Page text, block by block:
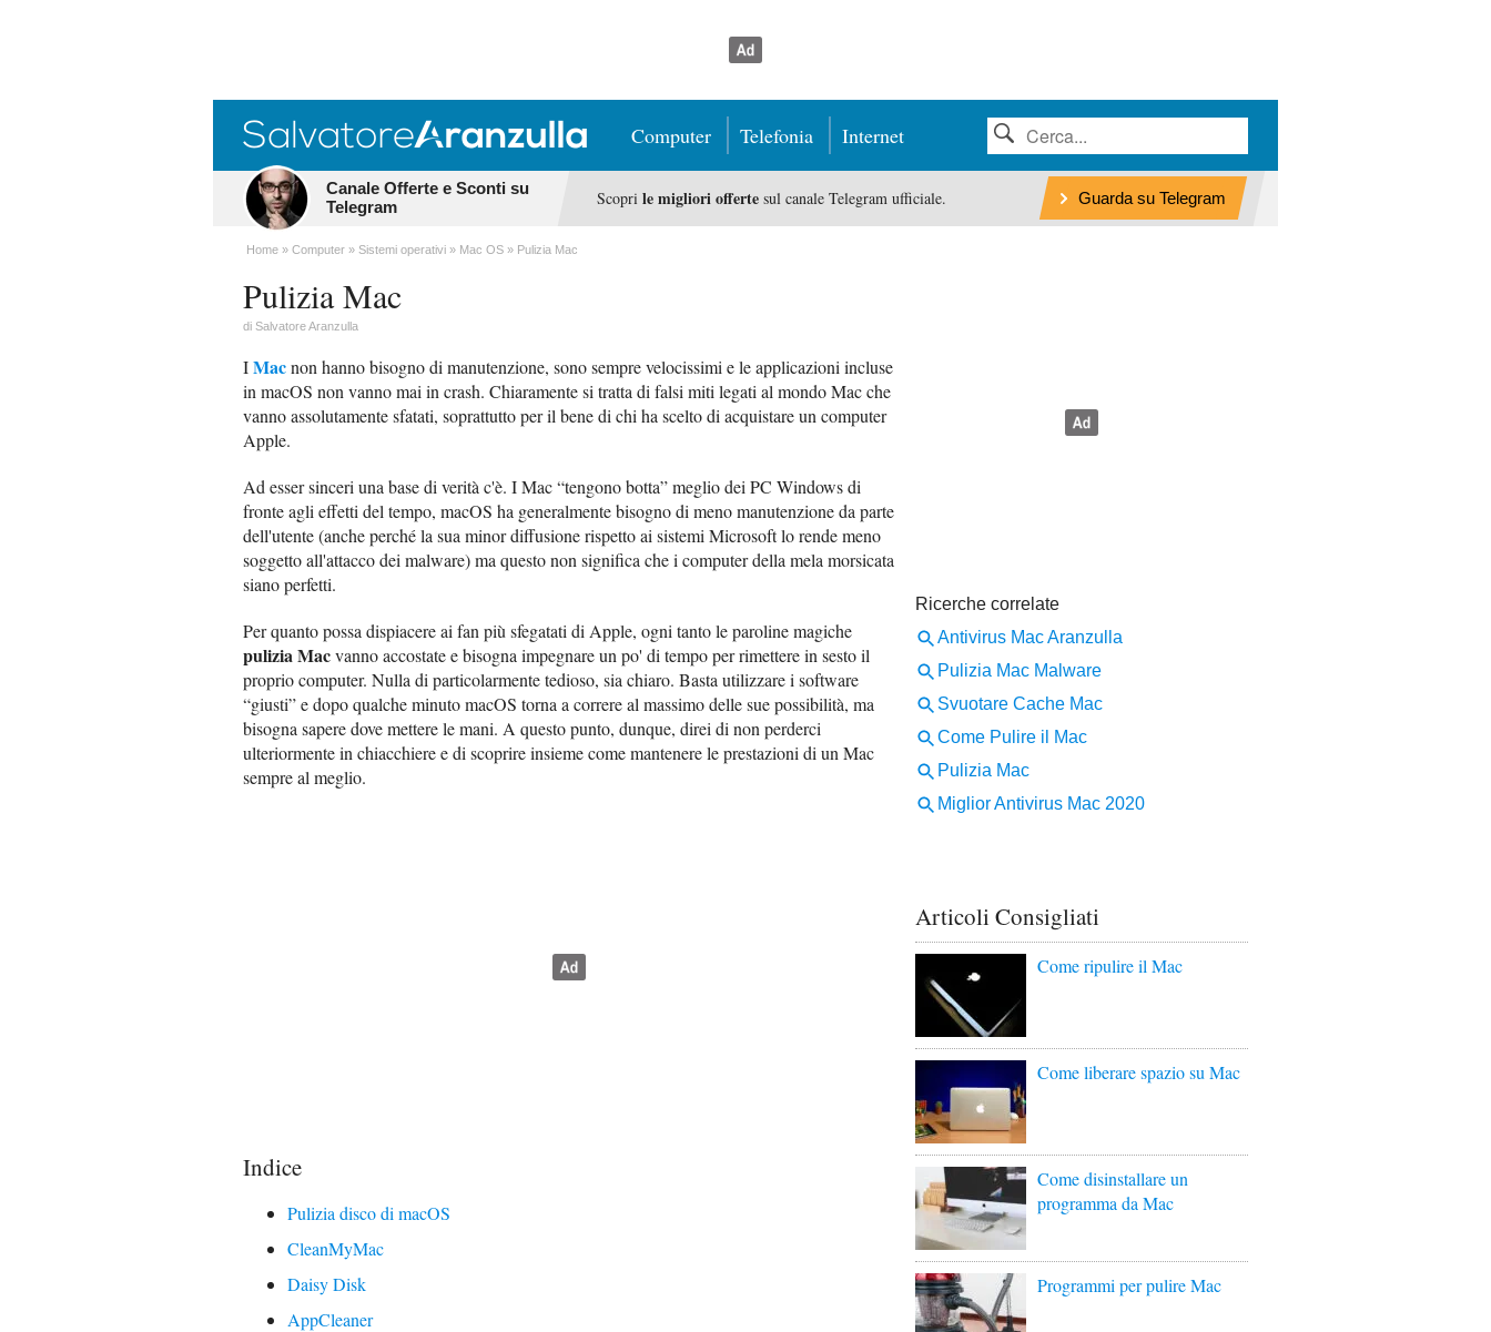
Computer Telefonia Internet
Canale Offerte e Sconti su
Telegram
Scopri le migliori offertesul canale Telegram ufficiale. Guarda su Telegram
Home Computer Sistemi operativi Mac OS Pulizia Mac
Pulizia Mac
di Salvatore Aranzulla
IMacnon hanno bisogno di manutenzione, sono sempre velocissimi e le applicazioni incluse
in macOS non vanno mai in crash. Chiaramente si tratta di falsi miti legati al mondo Mac che
vanno assolutamente sfatati, soprattutto per il bene di chi ha scelto di acquistare un computer
Apple.
Ad esser sinceri una base di verità c'è. I Mac “tengono botta” meglio dei PC Windows di
fronte agli effetti del tempo, macOS ha generalmente bisogno di meno manutenzione da parte
dell'utente (anche perché la sua minor diffusione rispetto ai sistemi Microsoft lo rende meno
soggetto all'attacco dei malware) ma questo non significa che i computer della mela morsicata
siano perfetti.
Per quanto possa dispiacere ai fan più sfegatati di Apple, ogni tanto le paroline magiche
pulizia Macvanno accostate e bisogna impegnare un po' di tempo per rimettere in sesto il
proprio computer. Nulla di particolarmente tedioso, sia chiaro. Basta utilizzare i software
“giusti” e dopo qualche minuto macOS torna a correre al massimo delle sue possibilità, ma
bisogna sapere dove mettere le mani. A questo punto, dunque, direi di non perderci
ulteriormente in chiacchiere e di scoprire insieme come mantenere le prestazioni di un Mac
sempre al meglio.
Indice
Pulizia disco di macOS
CleanMyMac
Daisy Disk
AppCleaner
Articoli Consigliati
Come ripulire il Mac
Come liberare spazio su Mac
Come disinstallare un
programma da Mac
Programmi per pulire Mac